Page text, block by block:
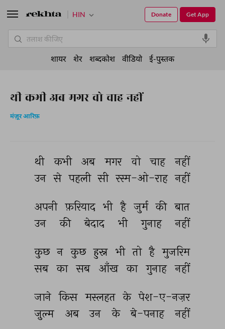
थी कभी अब मगर वो चाह नहीं
मंज़ूर आरिफ़
थी कभी अब मगर वो चाह
नहीं
उन से पहली सी रस्म-ओ-राह नहीं
अपनी फ़रियाद भी है जुर्म की बात
उन
की बेदाद भी गुनाह नहीं
कुछ न कुछ हुस्न भी तो है मुजरिम
सब का सब आँख का गुनाह नहीं
जाने किस मस्लहत के पेश-ए-नज़र
ज़ुल्म
अब उन के बे-पनाह नहीं
HIN Get App
Donate
शायर शेर शब्दकोश वीडियो ई-पुस्तक